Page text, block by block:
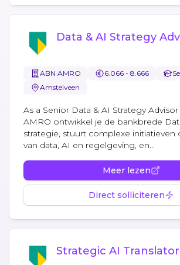
Data & AI Strategy
ABN AMRO 6.066 - 8.666
Amstelveen
As a Senior Data & AI Strategy
AMRO ontwikkel je de bankbrede
strategie, stuurt complexe initiatieven
van data, AI en regelgeving, en...
Meer lezen
Direct solliciteren
Strategic AI Translator